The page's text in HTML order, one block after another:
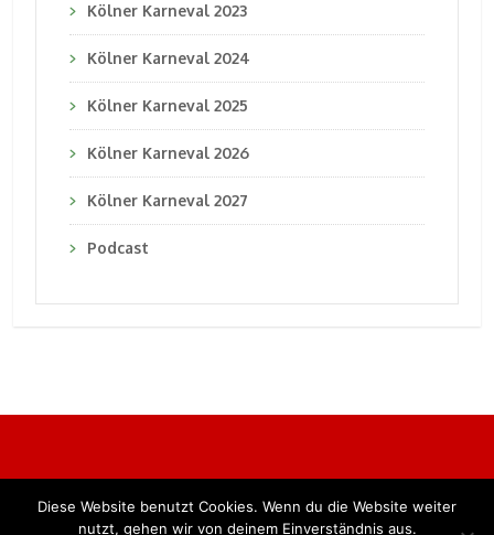
Kölner Karneval 2023
Kölner Karneval 2024
Kölner Karneval 2025
Kölner Karneval 2026
Kölner Karneval 2027
Podcast
Alle Rechte vorbehalten. BKB Verlag GmbH
Diese Website benutzt Cookies. Wenn du die Website weiter
nutzt, gehen wir von deinem Einverständnis aus.